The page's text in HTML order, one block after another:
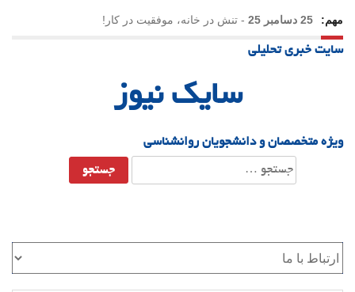
مهم: 25 دسامبر 25 - تنش در خانه، موفقیت در کار!
23 دسامبر 25
-یلدا؛ نماد تاب‌آوری اجتماعی در روزگار دشوار
سایت خبری تحلیلی
سایک نیوز
ویژه متخصصان و دانشجویان روانشناسی
جستجو
برای: